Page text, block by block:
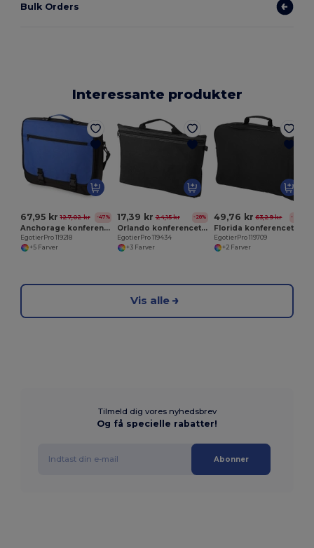
Bulk Orders
Interessante produkter
67,95 kr 127,02 kr -47%
Anchorage konferencetaske 11L
EgotierPro 119218
+5 Farver
17,39 kr 24,15 kr -28%
Orlando konferencetaske 3L
EgotierPro 119434
+3 Farver
49,76 kr 63,29 kr -21%
Florida konferencetaske 7L
EgotierPro 119709
+2 Farver
Vis alle
Tilmeld dig vores nyhedsbrev
Og få specielle rabatter!
Abonner